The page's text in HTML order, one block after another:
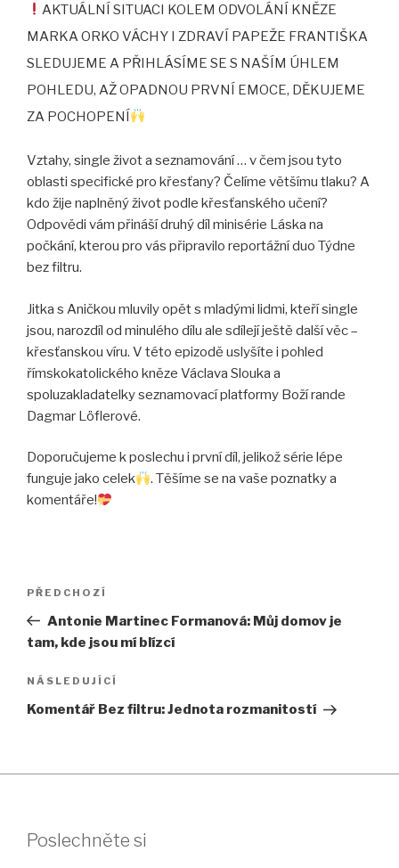
SHARE
EMBED
⁣AKTUÁLNÍ SITUACI KOLEM ODVOLÁNÍ KNĚZE
MARKA ORKO VÁCHY I ZDRAVÍ PAPEŽE FRANTIŠKA
SLEDUJEME A PŘIHLÁSÍME SE S NAŠÍM ÚHLEM
POHLEDU, AŽ OPADNOU PRVNÍ EMOCE, DĚKUJEME
ZA POCHOPENÍ
Vztahy, single život a seznamování … v čem jsou tyto
oblasti specifické pro křesťany? Čelíme většímu tlaku? A
kdo žije naplněný život podle křesťanského učení?
Odpovědi vám přináší druhý díl minisérie Láska na
počkání, kterou pro vás připravilo reportážní duo Týdne
bez filtru.
Jitka s Aničkou mluvily opět s mladými lidmi, kteří single
jsou, narozdíl od minulého dílu ale sdílejí ještě další věc –
křesťanskou víru. V této epizodě uslyšíte i pohled
římskokatolického kněze Václava Slouka a
spoluzakladatelky seznamovací platformy Boží rande
Dagmar Löflerové.
Doporučujeme k poslechu i první díl, jelikož série lépe
funguje jako celek
⁣. Těšíme se na vaše poznatky a
komentáře!
Navigace
příspěvek
Předchozí
příspěvek
PŘEDCHOZÍ
Antonie Martinec Formanová: Můj domov je
tam, kde jsou mí blízcí
Následující
příspěvek
NÁSLEDUJÍCÍ
Komentář Bez filtru: Jednota rozmanitostí
Poslechněte si